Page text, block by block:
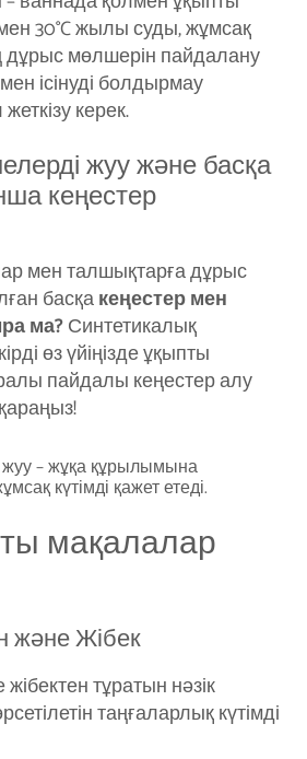
30°C жылы суды, жұмсақ
мөлшерін пайдалану
ісінуді болдырмау
керек.
жуу және басқа
кеңестер
мен талшықтарға дұрыс
басқакеңестер мен
ма?Синтетикалық
өз үйіңізде ұқыпты
пайдалы кеңестер алу
қараңыз!
– жұқа құрылымына
күтімді қажет етеді.
мақалалар
және Жібек
тұратын нәзік
таңғаларлық күтімді